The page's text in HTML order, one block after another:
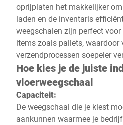
oprijplaten het makkelijker
laden en de inventaris
weegschalen zijn perfect
items zoals pallets, waardoor
verzendprocessen soepeler
Hoe kies je de juiste
vloerweegschaal
Capaciteit:
De weegschaal die je kiest
aankunnen waarmee je